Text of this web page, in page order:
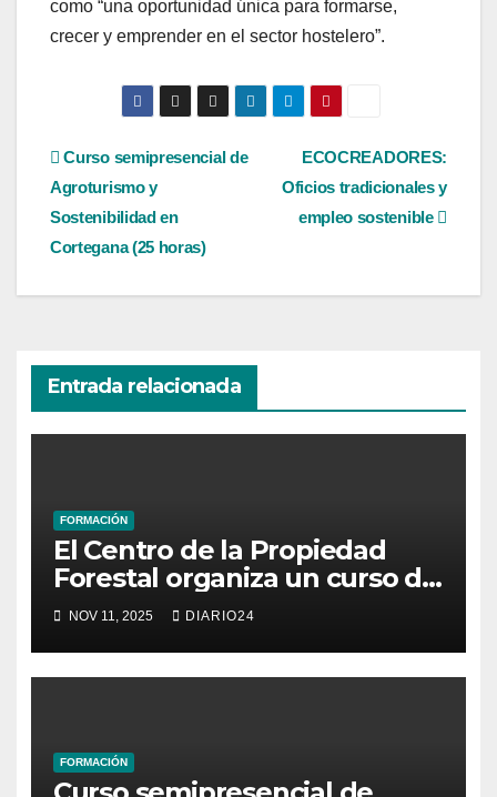
como “una oportunidad única para formarse,
crecer y emprender en el sector hostelero”.
Navegación
de
entradas
ECOCREADORES:
Oficios tradicionales y
empleo sostenible
Curso semipresencial de
Agroturismo y
Sostenibilidad en
Cortegana (25 horas)
Entrada relacionada
FORMACIÓN
El Centro de la Propiedad
Forestal organiza un curso de
formación dirigido a
propietarias forestales en
Cataluña
NOV 11, 2025 DIARIO24
FORMACIÓN